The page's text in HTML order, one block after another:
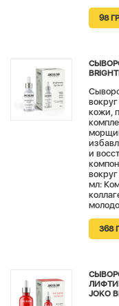
98
кожи,
и
мл:
368
JOKO